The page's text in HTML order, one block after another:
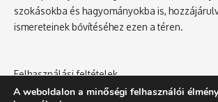
szokásokba és hagyományokba is,
ismereteinek bővítéséhez ezen a téren.
Felhasználási feltételek
Adatvédelmi tájékoztató
A weboldalon a minőségi felhasználói